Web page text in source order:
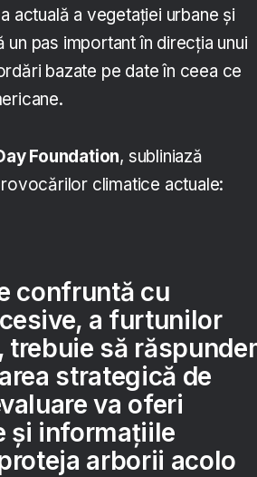
actuală a vegetației urbane și
pas important în direcția unui
bazate pe date în ceea ce
Foundation, subliniază
climatice actuale:
confruntă cu
a furtunilor
trebuie să
strategică de
va oferi
și informațiile
arborii acolo